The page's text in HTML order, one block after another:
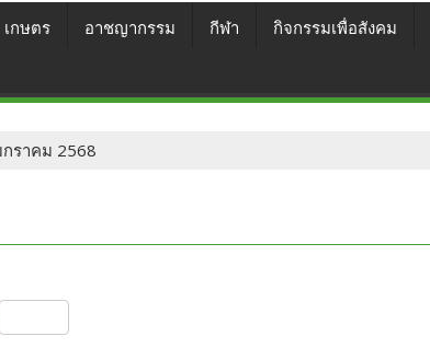
เกษตร อาชญากรรม กีฬา กิจกรรมเพื่อสังคม
กราคม 2568